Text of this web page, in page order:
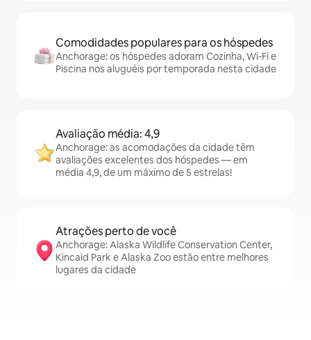
Comodidades populares para os hóspedes
Anchorage: os hóspedes adoram Cozinha, Wi-Fi e
Piscina nos aluguéis por temporada nesta cidade
Avaliação média: 4,9
Anchorage: as acomodações da cidade têm
avaliações excelentes dos hóspedes — em
média 4,9, de um máximo de 5 estrelas!
Atrações perto de você
Anchorage: Alaska Wildlife Conservation Center,
Kincaid Park e Alaska Zoo estão entre melhores
lugares da cidade